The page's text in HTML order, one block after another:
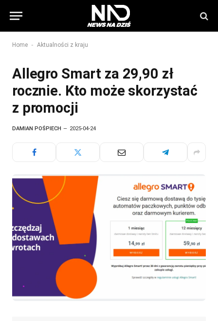
Home - Aktualności z kraju
Allegro Smart za 29,90 zł
rocznie. Kto może skorzystać
z promocji
DAMIAN POŚPIECH 2025-04-24